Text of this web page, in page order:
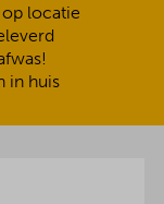
op locatie
in huis